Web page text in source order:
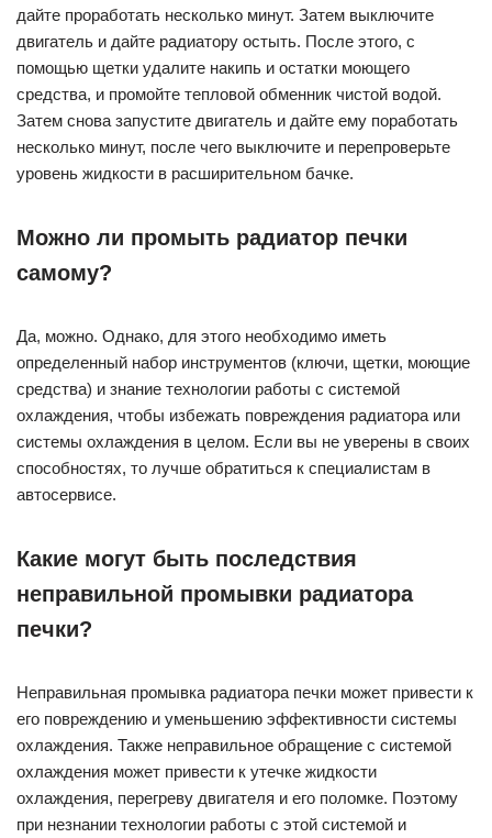
дайте проработать несколько минут. Затем выключите
двигатель и дайте радиатору остыть. После этого, с
помощью щетки удалите накипь и остатки моющего
средства, и промойте тепловой обменник чистой водой.
Затем снова запустите двигатель и дайте ему поработать
несколько минут, после чего выключите и перепроверьте
уровень жидкости в расширительном бачке.
Можно ли промыть радиатор печки
самому?
Да, можно. Однако, для этого необходимо иметь
определенный набор инструментов (ключи, щетки, моющие
средства) и знание технологии работы с системой
охлаждения, чтобы избежать повреждения радиатора или
системы охлаждения в целом. Если вы не уверены в своих
способностях, то лучше обратиться к специалистам в
автосервисе.
Какие могут быть последствия
неправильной промывки радиатора
печки?
Неправильная промывка радиатора печки может привести к
его повреждению и уменьшению эффективности системы
охлаждения. Также неправильное обращение с системой
охлаждения может привести к утечке жидкости
охлаждения, перегреву двигателя и его поломке. Поэтому
при незнании технологии работы с этой системой и